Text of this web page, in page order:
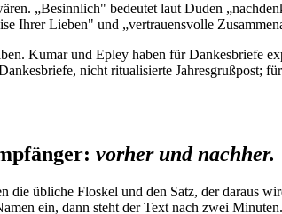
„Besinnlich" bedeutet laut Duden
Ihrer Lieben" und „vertrauensvolle
Kumar und Epley haben für Dankesbriefe
nicht ritualisierte Jahresgrußpost;
vorher und nachher.
die übliche Floskel und den Satz, der daraus
ein, dann steht der Text nach zwei Minuten.